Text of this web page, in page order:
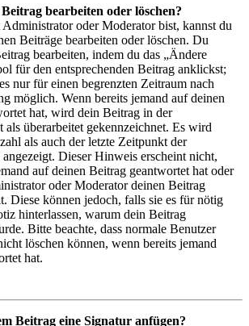
bearbeiten oder löschen?
oder Moderator bist, kannst du
Beiträge bearbeiten oder löschen. Du
bearbeiten, indem du das „Ändere
für den entsprechenden Beitrag anklickst;
nur für einen begrenzten Zeitraum nach
möglich. Wenn bereits jemand auf deinen
hat, wird dein Beitrag in der
als überarbeitet gekennzeichnet. Es wird
als auch der letzte Zeitpunkt der
Dieser Hinweis erscheint nicht,
auf deinen Beitrag geantwortet hat oder
oder Moderator deinen Beitrag
Diese können jedoch, falls sie es für nötig
hinterlassen, warum dein Beitrag
Bitte beachte, dass normale Benutzer
löschen können, wenn bereits jemand
hat.
Beitrag eine Signatur anfügen?